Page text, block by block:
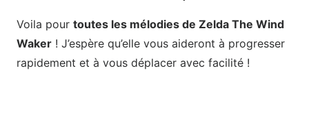
Voila pour toutes les mélodies de Zelda The Wind
Waker ! J’espère qu’elle vous aideront à progresser
rapidement et à vous déplacer avec facilité !